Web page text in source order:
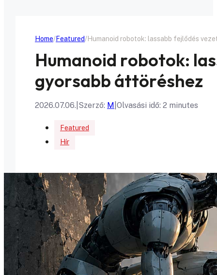
Home Featured Humanoid robotok: lassabb fejlődés
Humanoid robotok:
gyorsabb áttöréshez
2026.07.06. Szerző: M Olvasási idő: 2 minutes
Featured
Hír